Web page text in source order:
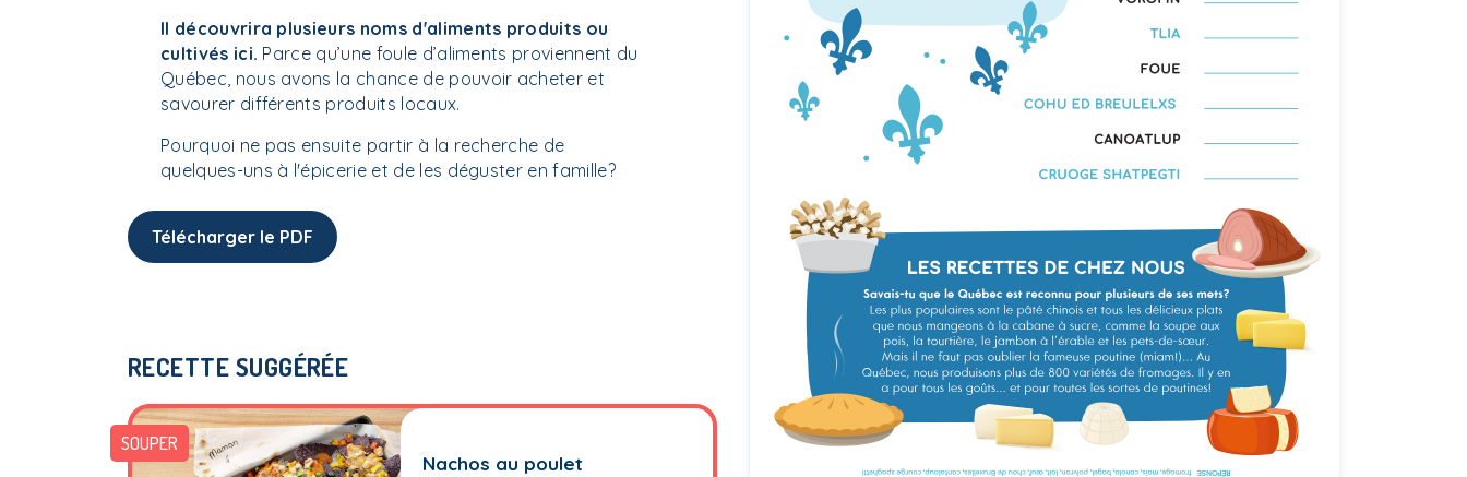
Il découvrira plusieurs noms d'aliments produits ou
cultivés ici. Parce qu’une foule d’aliments proviennent du
Québec, nous avons la chance de pouvoir acheter et
savourer différents produits locaux.
Pourquoi ne pas ensuite partir à la recherche de
quelques-uns à l'épicerie et de les déguster en famille?
Télécharger le PDF
RECETTE SUGGÉRÉE
SOUPER
Nachos au poulet